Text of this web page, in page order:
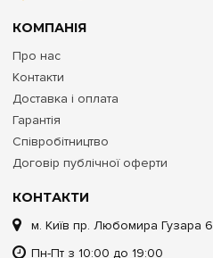
КОНТАКТИ
м. Київ пр. Любомира Гузара 6
Пн-Пт з 10:00 до 19:00
КОМПАНІЯ
Про нас
Контакти
Доставка і оплата
Гарантія
Співробітництво
Договір публічної оферти